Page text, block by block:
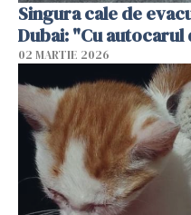
Singura cale de
Dubai: "Cu
02 MARTIE 2026